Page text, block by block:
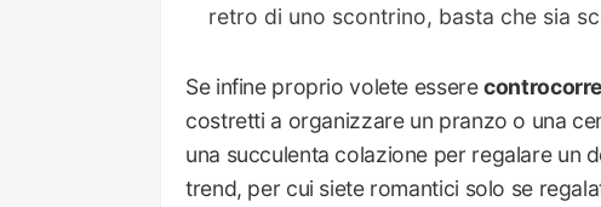
retro di uno scontrino, basta che sia
Se infine proprio volete essere
costretti a organizzare un pranzo o una
una succulenta colazione per regalare un
trend, per cui siete romantici solo se